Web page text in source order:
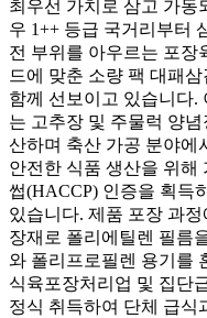
최우선 가치로 삼고 가동
우 1++ 등급 국거리부터
전 부위를 아우르는 포장
드에 맞춘 소량 팩 대패
함께 선보이고 있습니다.
는 고추장 및 주물럭 양
산하며 축산 가공 분야에
안전한 식품 생산을 위해
썹(HACCP) 인증을 획득
있습니다. 제품 포장 과
장재로 폴리에틸렌 필름
와 폴리프로필렌 용기를
식육포장처리업 및 집단
정식 취득하여 단체 급식